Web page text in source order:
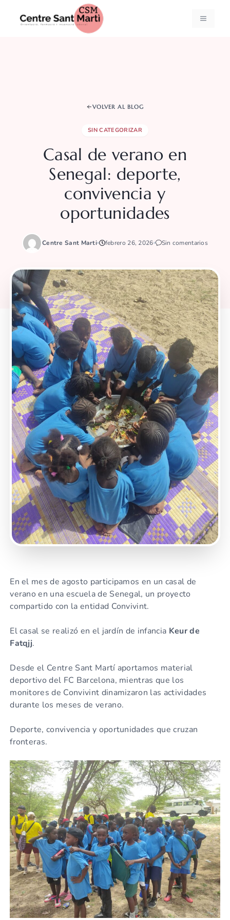
MENÚ
VOLVER AL BLOG
SIN CATEGORIZAR
Casal de verano en
Senegal: deporte,
convivencia y
oportunidades
Centre Sant Marti febrero 26, 2026 Sin comentarios
En el mes de agosto participamos en un casal de
verano en una escuela de Senegal, un proyecto
compartido con la entidad Convivint.
El casal se realizó en el jardín de infancia Keur de
Fatqjj.
Desde el Centre Sant Martí aportamos material
deportivo del FC Barcelona, mientras que los
monitores de Convivint dinamizaron las actividades
durante los meses de verano.
Deporte, convivencia y oportunidades que cruzan
fronteras.